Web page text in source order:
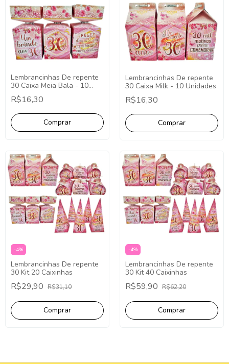
Lembrancinhas De repente
30 Caixa Meia Bala - 10
Unidades
R$16,30
Lembrancinhas De repente
30 Caixa Milk - 10 Unidades
R$16,30
-4%
Lembrancinhas De repente
30 Kit 20 Caixinhas
R$29,90 R$31,10
-4%
Lembrancinhas De repente
30 Kit 40 Caixinhas
R$59,90 R$62,20